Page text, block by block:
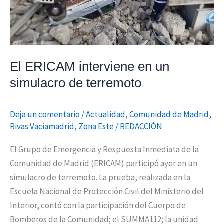
El ERICAM interviene en un
simulacro de terremoto
Deja un comentario/Actualidad,Comunidad de Madrid,
Rivas Vaciamadrid, Zona Este/REDACCIÓN
El Grupo de Emergencia y Respuesta Inmediata de la
Comunidad de Madrid (ERICAM) participó ayer en un
simulacro de terremoto. La prueba, realizada en la
Escuela Nacional de Protección Civil del Ministerio del
Interior, contó con la participación del Cuerpo de
Bomberos de la Comunidad; el SUMMA112; la unidad